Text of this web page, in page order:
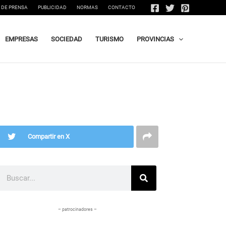
PRENSA PUBLICIDAD NORMAS CONTACTO
EMPRESAS SOCIEDAD TURISMO PROVINCIAS
Compartir en X
– patrocinadores –